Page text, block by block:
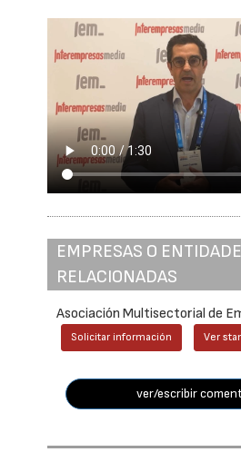
EMPRESAS O
RELACIONADAS
Asociación Multisectorial de
Solicitar información Ver
ver/escribir